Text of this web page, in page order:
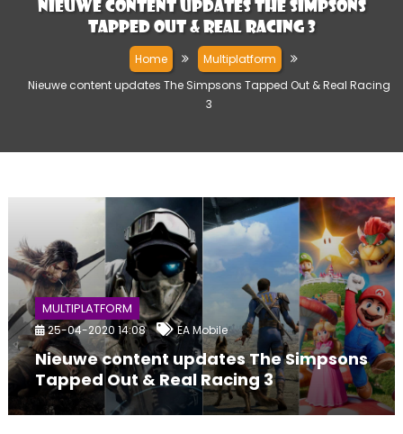
Nieuwe content updates The Simpsons
Tapped Out & Real Racing 3
Home
Multiplatform
Nieuwe content updates The Simpsons Tapped Out & Real Racing
3
MULTIPLATFORM
25-04-2020 14:08 EA Mobile
Nieuwe content updates The Simpsons
Tapped Out & Real Racing 3